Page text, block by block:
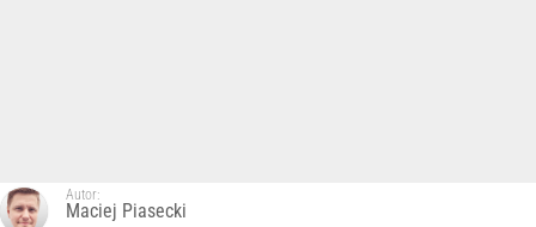
Autor:
Maciej Piasecki